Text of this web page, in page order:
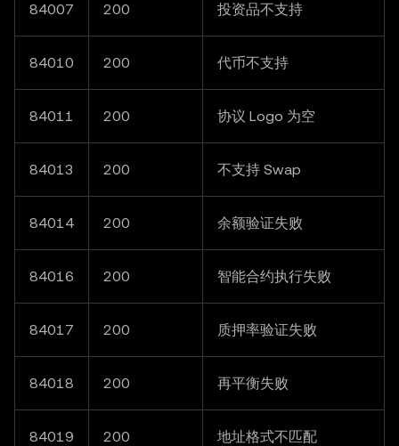
84007 200 投资品不支持
84010 200 代币不支持
84011 200 协议 Logo 为空
84013 200 不支持 Swap
84014 200 余额验证失败
84016 200 智能合约执行失败
84017 200 质押率验证失败
84018 200 再平衡失败
84019 200 地址格式不匹配